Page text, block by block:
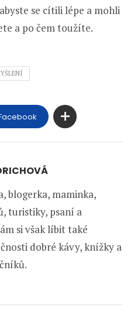
se cítili lépe a mohli
a po čem toužíte.
blogerka, maminka,
turistiky, psaní a
si však líbit také
dobré kávy, knížky a